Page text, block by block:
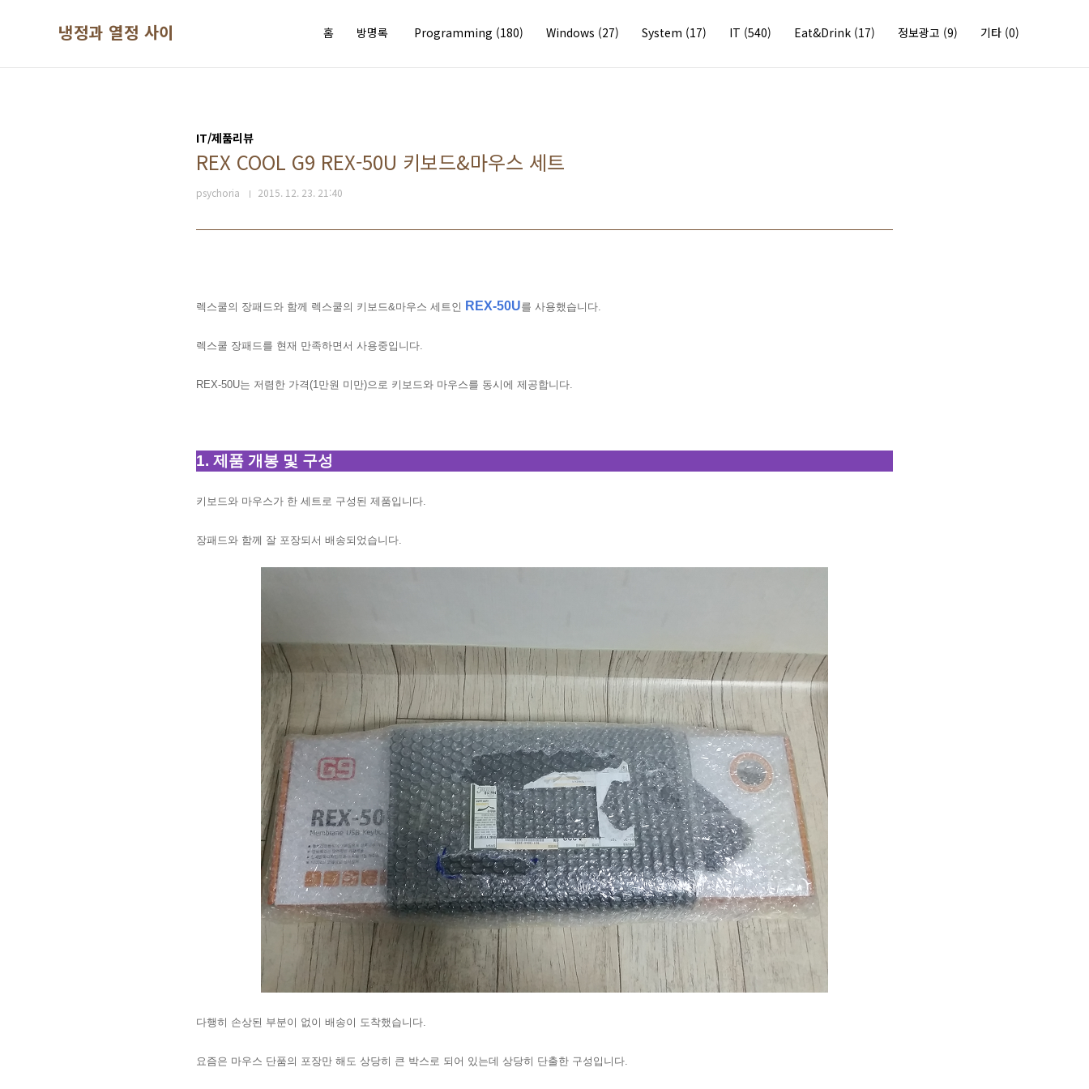
냉정과 열정 사이 홈 방명록 Programming (180) Windows (27) System (17) IT (540) Eat&Drink (17) 정보광고 (9) 기타 (0)
IT/제품리뷰
REX COOL G9 REX-50U 키보드&마우스 세트
psychoria 2015. 12. 23. 21:40
렉스쿨의 장패드와 함께 렉스쿨의 키보드&마우스 세트인 REX-50U를 사용했습니다.
렉스쿨 장패드를 현재 만족하면서 사용중입니다.
REX-50U는 저렴한 가격(1만원 미만)으로 키보드와 마우스를 동시에 제공합니다.
1. 제품 개봉 및 구성
키보드와 마우스가 한 세트로 구성된 제품입니다.
장패드와 함께 잘 포장되서 배송되었습니다.
다행히 손상된 부분이 없이 배송이 도착했습니다.
요즘은 마우스 단품의 포장만 해도 상당히 큰 박스로 되어 있는데 상당히 단출한 구성입니다.